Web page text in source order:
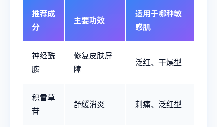
推荐成
分
主要功效
适用于哪种敏
感肌
神经酰
胺
修复皮肤屏
障
泛红、干燥型
积雪草
苷
舒缓消炎 刺痛、泛红型